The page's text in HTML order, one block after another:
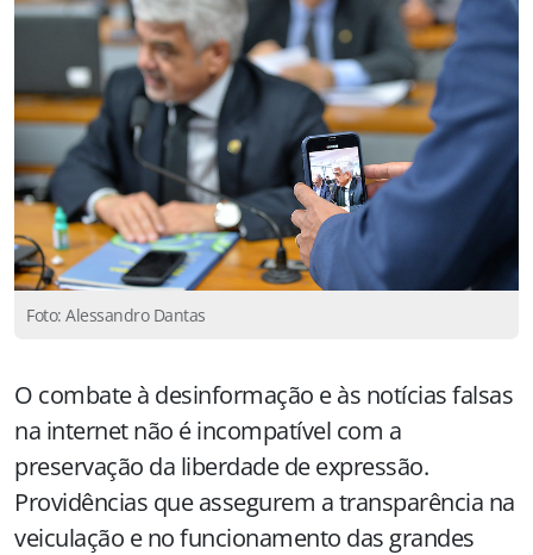
Foto: Alessandro Dantas
O combate à desinformação e às notícias falsas
na internet não é incompatível com a
preservação da liberdade de expressão.
Providências que assegurem a transparência na
veiculação e no funcionamento das grandes